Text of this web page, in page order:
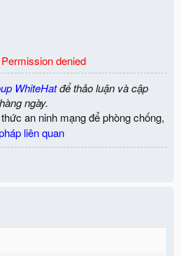
denied
WhiteHatđể thảo luận và cập
ngày.
an ninh mạng để phòng chống,
liên quan